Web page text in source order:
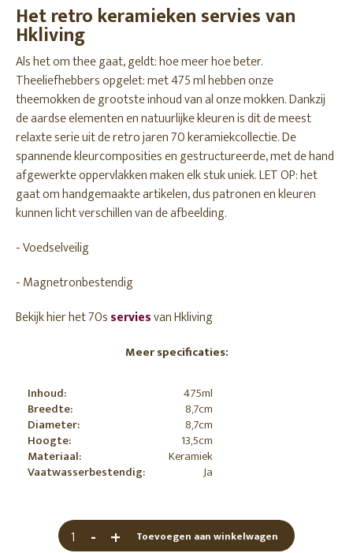
Het retro keramieken servies van
Hkliving
Als het om thee gaat, geldt: hoe meer hoe beter.
Theeliefhebbers opgelet: met 475 ml hebben onze
theemokken de grootste inhoud van al onze mokken. Dankzij
de aardse elementen en natuurlijke kleuren is dit de meest
relaxte serie uit de retro jaren 70 keramiekcollectie. De
spannende kleurcomposities en gestructureerde, met de hand
afgewerkte oppervlakken maken elk stuk uniek. LET OP: het
gaat om handgemaakte artikelen, dus patronen en kleuren
kunnen licht verschillen van de afbeelding.
- Voedselveilig
- Magnetronbestendig
Bekijk hier het 70sserviesvan Hkliving
Meer specificaties:
Inhoud:
475ml
Breedte:
8,7cm
Diameter:
8,7cm
Hoogte:
13,5cm
Materiaal:
Keramiek
Vaatwasserbestendig:
Ja
+
- Toevoegen aan winkelwagen